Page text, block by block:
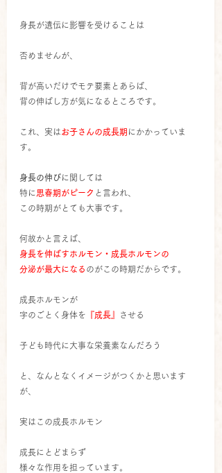
身長が遺伝に影響を受けることは
否めませんが、
背が高いだけでモテ要素とあらば、
背の伸ばし方が気になるところです。
これ、実はお子さんの成長期 にかかっていま
す。
身長の伸び に関しては
特に思春期がピーク と言われ、
この時期がとても大事です。
何故かと言えば、
身長を伸ばすホルモン・成長ホルモンの
分泌が最大になる のがこの時期だからです。
成長ホルモンが
字のごとく身体を 『成長』 させる
子ども時代に大事な栄養素なんだろう
と、なんとなくイメージがつくかと思います
が、
実はこの成長ホルモン
成長にとどまらず
様々な作用を担っています。